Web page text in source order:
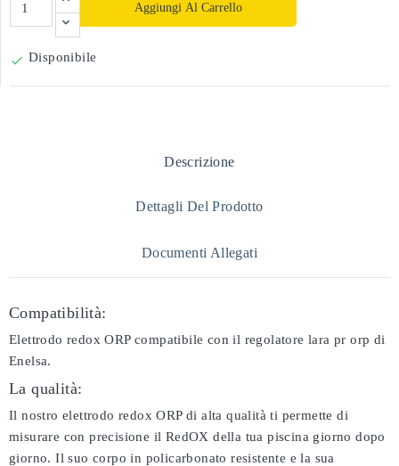
Aggiungi Al Carrello
 Disponibile
Descrizione
Dettagli Del Prodotto
Documenti Allegati
Compatibilità:
Elettrodo redox ORP compatibile con il regolatore lara pr orp di
Enelsa.
La qualità:
Il nostro elettrodo redox ORP di alta qualità ti permette di
misurare con precisione il RedOX della tua piscina giorno dopo
giorno. Il suo corpo in policarbonato resistente e la sua